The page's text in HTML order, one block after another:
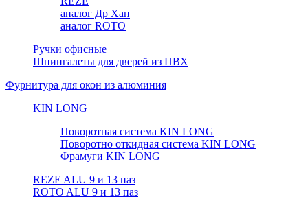
аналог Др Хан
аналог ROTO
Ручки офисные
Шпингалеты для дверей из ПВХ
Фурнитура для окон из алюминия
KIN LONG
Поворотная система KIN LONG
Поворотно откидная система KIN LONG
Фрамуги KIN LONG
REZE ALU 9 и 13 паз
ROTO ALU 9 и 13 паз